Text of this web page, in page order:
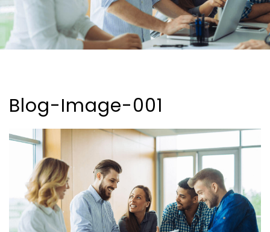
Blog-Image-001